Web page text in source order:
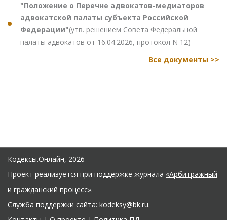
"Положение о Перечне адвокатов-медиаторов
адвокатской палаты субъекта Российской
Федерации"(утв. решением Совета Федеральной
палаты адвокатов от 16.04.2026, протокол N 12)
Все документы >>
Кодексы.Онлайн, 2026
Проект реализуется при поддержке журнала «Арбитражный
и гражданский процесс».
Служба поддержки сайта: kodeksy@bk.ru.